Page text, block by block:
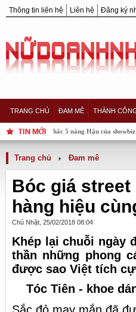
Thông tin liên hệ Liên hệ Đăng ký
TRANG CHỦ ĐAM MÊ THÀNH
khắc 5 nàng Hậu của showbiz Việt "hội tụ"
Trang chủ Đam mê
Bóc giá
hàng hiệu
Chủ Nhật, 25/02/2018 08:04
Khép lại chuỗi ngày
thần những phong
được sao Việt tích
Tóc Tiên - khoe